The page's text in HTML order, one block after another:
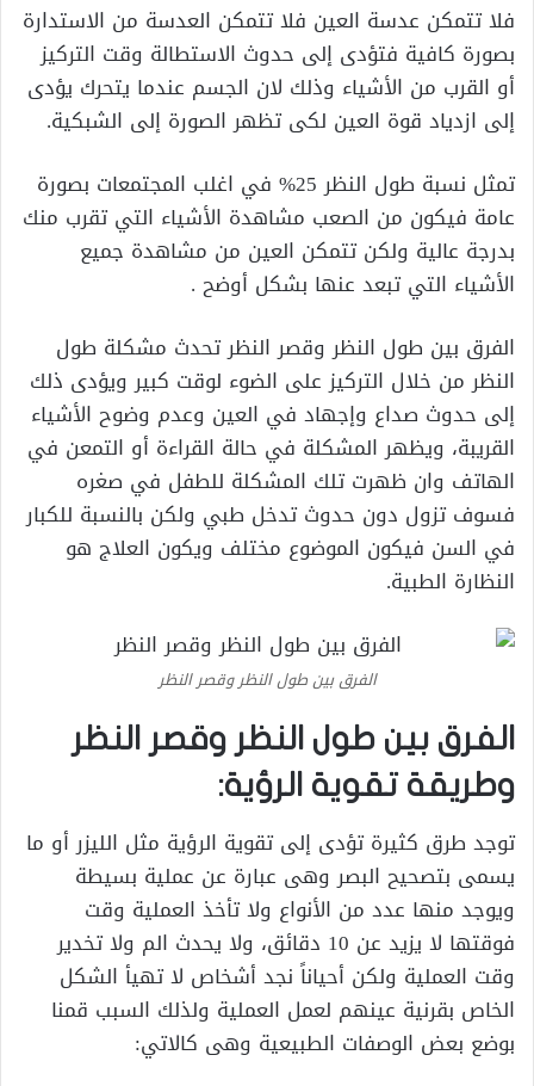
فلا تتمكن عدسة العين فلا تتمكن العدسة من الاستدارة
بصورة كافية فتؤدى إلى حدوث الاستطالة وقت التركيز
أو القرب من الأشياء وذلك لان الجسم عندما يتحرك يؤدى
إلى ازدياد قوة العين لكى تظهر الصورة إلى الشبكية.
تمثل نسبة طول النظر 25% في اغلب المجتمعات بصورة
عامة فيكون من الصعب مشاهدة الأشياء التي تقرب منك
بدرجة عالية ولكن تتمكن العين من مشاهدة جميع
الأشياء التي تبعد عنها بشكل أوضح .
الفرق بين طول النظر وقصر النظر تحدث مشكلة طول
النظر من خلال التركيز على الضوء لوقت كبير ويؤدى ذلك
إلى حدوث صداع وإجهاد في العين وعدم وضوح الأشياء
القريبة، ويظهر المشكلة في حالة القراءة أو التمعن في
الهاتف وان ظهرت تلك المشكلة للطفل في صغره
فسوف تزول دون حدوث تدخل طبي ولكن بالنسبة للكبار
في السن فيكون الموضوع مختلف ويكون العلاج هو
النظارة الطبية.
الفرق بين طول النظر وقصر النظر
الفرق بين طول النظر وقصر النظر
وطريقة تقوية الرؤية:
توجد طرق كثيرة تؤدى إلى تقوية الرؤية مثل الليزر أو ما
يسمى بتصحيح البصر وهى عبارة عن عملية بسيطة
ويوجد منها عدد من الأنواع ولا تأخذ العملية وقت
فوقتها لا يزيد عن 10 دقائق، ولا يحدث الم ولا تخدير
وقت العملية ولكن أحياناً نجد أشخاص لا تهيأ الشكل
الخاص بقرنية عينهم لعمل العملية ولذلك السبب قمنا
بوضع بعض الوصفات الطبيعية وهى كالاتي: